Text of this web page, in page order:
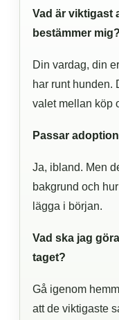
Vad är viktigast
bestämmer mig?
Din vardag, din
har runt hunden.
valet mellan köp
Passar
Ja, ibland. Men
bakgrund och
lägga i början.
Vad ska jag
taget?
Gå igenom
att de viktigaste